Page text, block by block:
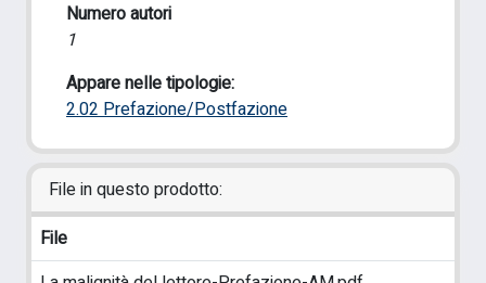
Numero autori
1
Appare nelle tipologie:
2.02 Prefazione/Postfazione
File in questo prodotto:
File